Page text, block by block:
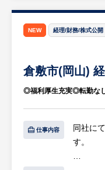
腰を据
最適な
（3年以
きるだ
100%を
の変化
います
ライベ
年まで
【
創業約
建築・
技術が
きます
NEW 経理/財務/株式公開
倉敷市(岡山)
◎福利厚生充実◎転勤な
仕事内容
同社に
す。